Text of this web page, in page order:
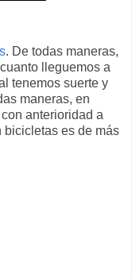
. De todas maneras,
lleguemos a
tenemos suerte y
maneras, en
anterioridad a
bicicletas es de más